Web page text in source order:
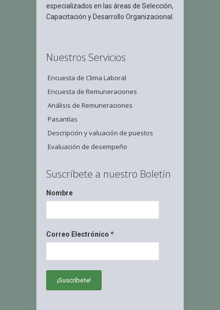
especializados en las áreas de Selección,
Capacitación y Desarrollo Organizacional.
Nuestros Servicios
Encuesta de Clima Laboral
Encuesta de Remuneraciones
Análisis de Remuneraciones
Pasantías
Descripción y valuación de puestos
Evaluación de desempeño
Suscríbete a nuestro Boletín
Nombre
Correo Electrónico *